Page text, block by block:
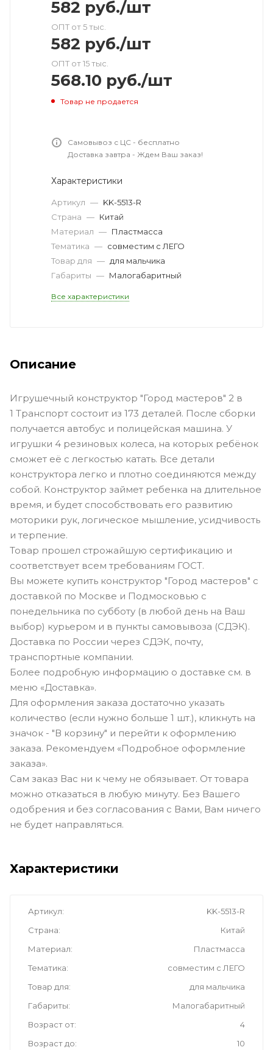
582 руб./шт
ОПТ от 5 тыс.
582 руб./шт
ОПТ от 15 тыс.
568.10 руб./шт
Товар не продается
Самовывоз с ЦС - бесплатно
Доставка завтра - Ждем Ваш заказ!
Характеристики
Артикул — KK-5513-R
Страна — Китай
Материал — Пластмасса
Тематика — совместим с ЛЕГО
Товар для — для мальчика
Габариты — Малогабаритный
Все характеристики
Описание
Игрушечный конструктор "Город мастеров" 2 в
1 Транспорт состоит из 173 деталей. После сборки
получается автобус и полицейская машина. У
игрушки 4 резиновых колеса, на которых ребёнок
сможет её с легкостью катать. Все детали
конструктора легко и плотно соединяются между
собой. Конструктор займет ребенка на длительное
время, и будет способствовать его развитию
моторики рук, логическое мышление, усидчивость
и терпение.
Товар прошел строжайшую сертификацию и
соответствует всем требованиям ГОСТ.
Вы можете купить конструктор "Город мастеров" с
доставкой по Москве и Подмосковью с
понедельника по субботу (в любой день на Ваш
выбор) курьером и в пункты самовывоза (СДЭК).
Доставка по России через СДЭК, почту,
транспортные компании.
Более подробную информацию о доставке см. в
меню «Доставка».
Для оформления заказа достаточно указать
количество (если нужно больше 1 шт.), кликнуть на
значок - "В корзину" и перейти к оформлению
заказа. Рекомендуем «Подробное оформление
заказа».
Сам заказ Вас ни к чему не обязывает. От товара
можно отказаться в любую минуту. Без Вашего
одобрения и без согласования с Вами, Вам ничего
не будет направляться.
Характеристики
Артикул
KK-5513-R
Страна
Китай
Материал
Пластмасса
Тематика
совместим с ЛЕГО
Товар для
для мальчика
Габариты
Малогабаритный
Возраст от
4
Возраст до
10